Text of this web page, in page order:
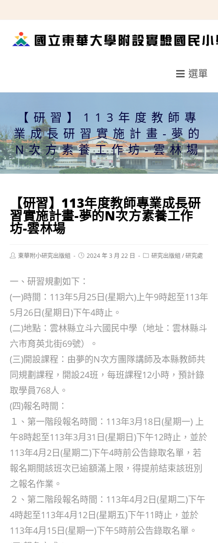
轉
選單
【研習】113年度教師專
業成長研習實施計畫-夢的
N次方素養工作坊-雲林場
【研習】113年度教師專業成長研
習實施計畫-夢的N次方素養工作
坊-雲林場
Post東華附小研究出版組
Post2024 年 3 月 22 日
Post研究出版組 /研究處
一、研習規劃如下：
(一)時間：113年5月25日(星期六)上午9時起至113年
5月26日(星期日)下午4時止。
(二)地點：雲林縣立斗六國民中學（地址：雲林縣斗
六市育英北街69號）。
(三)開設課程：由夢的N次方團隊講師及本縣教師共
同規劃課程，開設24班，每班課程12小時，預計錄
取學員768人。
(四)報名時間：
１、第一階段報名時間：113年3月18日(星期一) 上
午8時起至113年3月31日(星期日)下午12時止，並於
113年4月2日(星期二)下午4時前公告錄取名單，若
報名期間該班次已逾額滿上限，得提前結束該班別
之報名作業。
２、第二階段報名時間：113年4月2日(星期二)下午
4時起至113年4月12日(星期五)下午11時止，並於
113年4月15日(星期一)下午5時前公告錄取名單。